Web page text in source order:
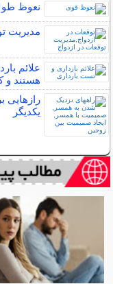
نعوظ
مدیریت
علائم
هستند و
رازهایی
یکدیگر